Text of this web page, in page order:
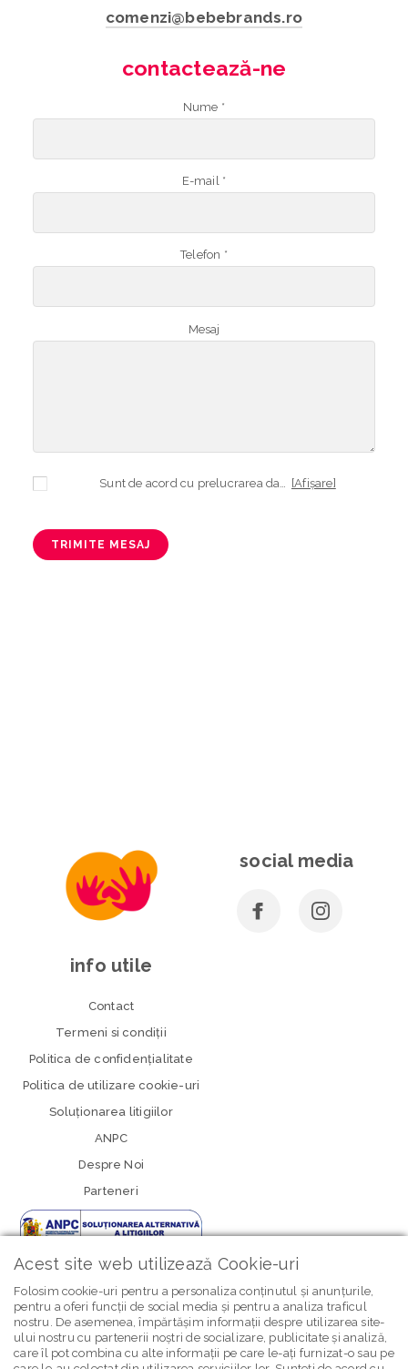
comenzi@bebebrands.ro
contactează-ne
Nume *
E-mail *
Telefon *
Mesaj
[Afișare]
TRIMITE MESAJ
social media
info utile
Contact
Termeni si condiţii
Politica de confidenţialitate
Politica de utilizare cookie-uri
Soluționarea litigiilor
ANPC
Despre Noi
Parteneri
newsletter Bebe Brands
Acest site web utilizează Cookie-uri
Folosim cookie-uri pentru a personaliza conținutul și anunțurile,
pentru a oferi funcții de social media și pentru a analiza traficul
nostru. De asemenea, împărtășim informații despre utilizarea site-
ului nostru cu partenerii noștri de socializare, publicitate și analiză,
care îl pot combina cu alte informații pe care le-ați furnizat-o sau pe